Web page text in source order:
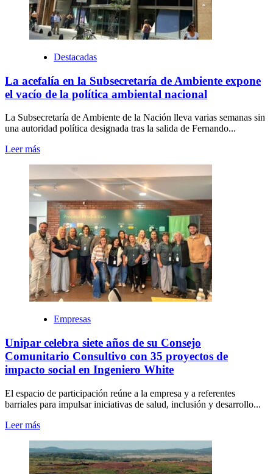
Destacadas
La acefalía en la Subsecretaría de Ambiente expone
el vacío de la política ambiental nacional
La Subsecretaría de Ambiente de la Nación lleva varias semanas sin
una autoridad política designada tras la salida de Fernando...
Leer más
Empresas
Unipar celebra siete años de su Consejo
Comunitario Consultivo con 35 proyectos de
impacto social en Ingeniero White
El espacio de participación reúne a la empresa y a referentes
barriales para impulsar iniciativas de salud, inclusión y desarrollo...
Leer más